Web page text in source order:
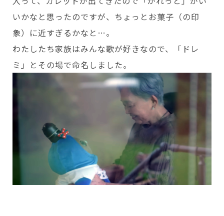
いかなと思ったのですが、ちょっとお菓子（の印
象）に近すぎるかなと…。
わたしたち家族はみんな歌が好きなので、「ドレ
ミ」とその場で命名しました。